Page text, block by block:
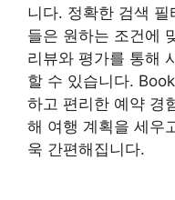
니다. 정확한 검색
들은 원하는 조건에
리뷰와 평가를 통해
할 수 있습니다.
하고 편리한 예약 경
해 여행 계획을 세우
욱 간편해집니다.